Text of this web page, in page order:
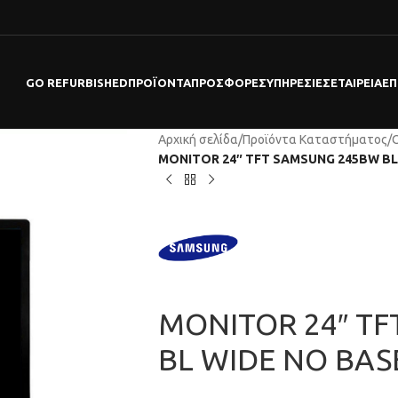
GO REFURBISHEDΠΡΟΪΌΝΤΑΠΡΟΣΦΟΡΕΣΥΠΗΡΕΣΊΕΣΕΤΑΙΡΕΊΑ
Αρχική σελίδα/Προϊόντα Καταστήματος/
MONITOR 24″ TFT SAMSUNG 245BW
MONITOR 24″
BL WIDE NO